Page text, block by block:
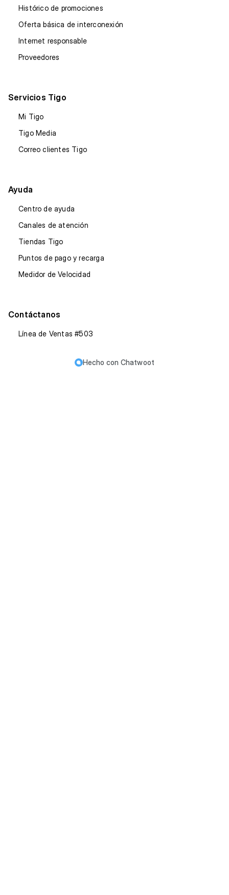
Histórico de promociones
Oferta básica de interconexión
Internet responsable
Proveedores
Servicios Tigo
Mi Tigo
Tigo Media
Correo clientes Tigo
Ayuda
Centro de ayuda
Canales de atención
Tiendas Tigo
Puntos de pago y recarga
Medidor de Velocidad
Contáctanos
Línea de Ventas #503
Hecho con Chatwoot